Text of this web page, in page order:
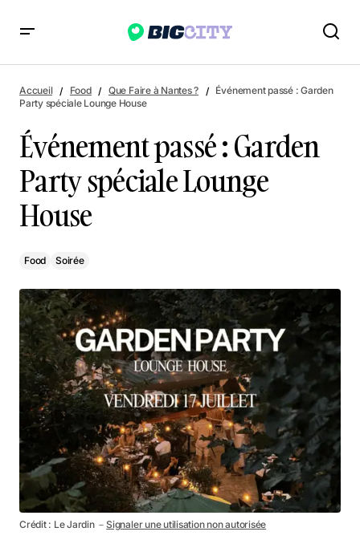
Événement passé : Garden Party spéciale Lounge House
Accueil Food Que Faire à Nantes ?
Événement passé : Garden
Party spéciale Lounge House
Événement passé : Garden
Party spéciale Lounge
House
Food Soirée
Crédit : Le Jardin －Signaler une utilisation non autorisée